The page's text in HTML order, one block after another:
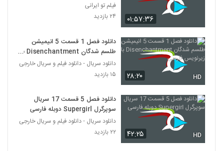
۰۱:۵۷:۳۶
فیلم تو ایرانی
۲۴ بازدید
۲۸:۲۰ HD
دانلود فصل 1 قسمت 5 انیمیشن
طلسم شدگان Disenchantment با
زیرنویس فارسی
دانلود سریال - دانلود فیلم و سریال خارجی
۱۵ بازدید
۴۲:۲۵ HD
دانلود فصل 5 قسمت 17 سریال
سوپرگرل Supergirl دوبله فارسی
دانلود سریال - دانلود فیلم و سریال خارجی
۲۲ بازدید